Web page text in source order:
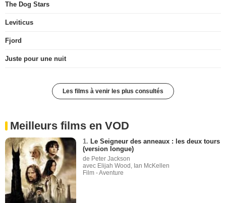
The Dog Stars
Leviticus
Fjord
Juste pour une nuit
Les films à venir les plus consultés
Meilleurs films en VOD
1. Le Seigneur des anneaux : les deux tours
(version longue)
de Peter Jackson
avec Elijah Wood, Ian McKellen
Film - Aventure